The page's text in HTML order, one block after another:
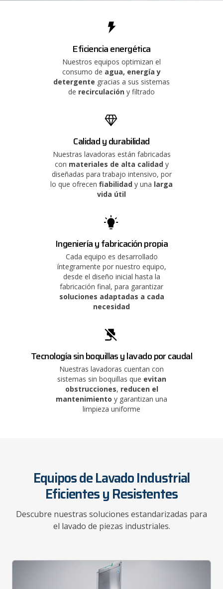
Eficiencia energética
Nuestros equipos optimizan el
consumo de agua, energía y
detergente gracias a sus sistemas
de recirculación y filtrado
Calidad y durabilidad
Nuestras lavadoras están fabricadas
con materiales de alta calidady
diseñadas para trabajo intensivo, por
lo que ofrecen fiabilidad y una larga
vida útil
Ingeniería y fabricación propia
Cada equipo es desarrollado
íntegramente por nuestro equipo,
desde el diseño inicial hasta la
fabricación final, para garantizar
soluciones adaptadas a cada
necesidad
Tecnología sin boquillas y lavado por caudal
Nuestras lavadoras cuentan con
sistemas sin boquillas que evitan
obstrucciones, reducen el
mantenimiento y garantizan una
limpieza uniforme
Equipos de Lavado Industrial
Eficientes y Resistentes
Descubre nuestras soluciones estandarizadas para
el lavado de piezas industriales.